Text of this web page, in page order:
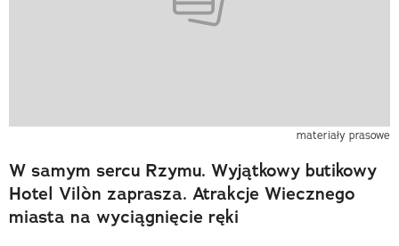
materiały prasowe
W samym sercu Rzymu. Wyjątkowy butikowy
Hotel Vilòn zaprasza. Atrakcje Wiecznego
miasta na wyciągnięcie ręki